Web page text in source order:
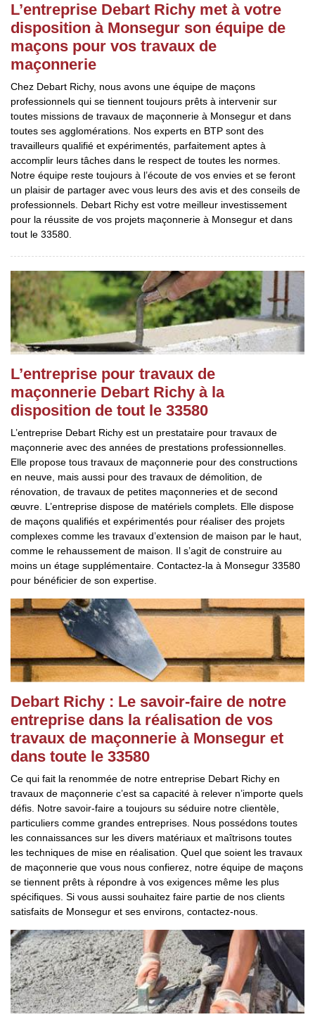
L’entreprise Debart Richy met à votre
disposition à Monsegur son équipe de
maçons pour vos travaux de
maçonnerie
Chez Debart Richy, nous avons une équipe de maçons
professionnels qui se tiennent toujours prêts à intervenir sur
toutes missions de travaux de maçonnerie à Monsegur et dans
toutes ses agglomérations. Nos experts en BTP sont des
travailleurs qualifié et expérimentés, parfaitement aptes à
accomplir leurs tâches dans le respect de toutes les normes.
Notre équipe reste toujours à l’écoute de vos envies et se feront
un plaisir de partager avec vous leurs des avis et des conseils de
professionnels. Debart Richy est votre meilleur investissement
pour la réussite de vos projets maçonnerie à Monsegur et dans
tout le 33580.
L’entreprise pour travaux de
maçonnerie Debart Richy à la
disposition de tout le 33580
L’entreprise Debart Richy est un prestataire pour travaux de
maçonnerie avec des années de prestations professionnelles.
Elle propose tous travaux de maçonnerie pour des constructions
en neuve, mais aussi pour des travaux de démolition, de
rénovation, de travaux de petites maçonneries et de second
œuvre. L’entreprise dispose de matériels complets. Elle dispose
de maçons qualifiés et expérimentés pour réaliser des projets
complexes comme les travaux d’extension de maison par le haut,
comme le rehaussement de maison. Il s’agit de construire au
moins un étage supplémentaire. Contactez-la à Monsegur 33580
pour bénéficier de son expertise.
Debart Richy : Le savoir-faire de notre
entreprise dans la réalisation de vos
travaux de maçonnerie à Monsegur et
dans toute le 33580
Ce qui fait la renommée de notre entreprise Debart Richy en
travaux de maçonnerie c’est sa capacité à relever n’importe quels
défis. Notre savoir-faire a toujours su séduire notre clientèle,
particuliers comme grandes entreprises. Nous possédons toutes
les connaissances sur les divers matériaux et maîtrisons toutes
les techniques de mise en réalisation. Quel que soient les travaux
de maçonnerie que vous nous confierez, notre équipe de maçons
se tiennent prêts à répondre à vos exigences même les plus
spécifiques. Si vous aussi souhaitez faire partie de nos clients
satisfaits de Monsegur et ses environs, contactez-nous.